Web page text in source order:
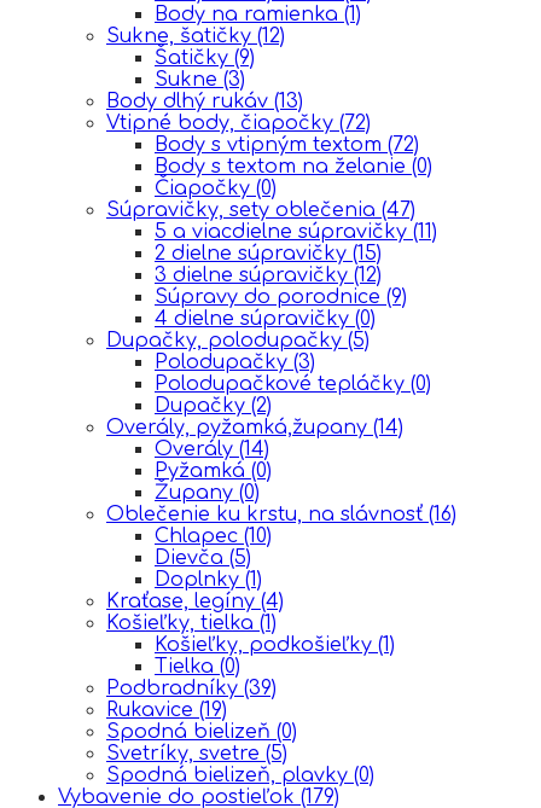
Body na ramienka (1)
Sukne, šatičky (12)
Šatičky (9)
Sukne (3)
Body dlhý rukáv (13)
Vtipné body, čiapočky (72)
Body s vtipným textom (72)
Body s textom na želanie (0)
Čiapočky (0)
Súpravičky, sety oblečenia (47)
5 a viacdielne súpravičky (11)
2 dielne súpravičky (15)
3 dielne súpravičky (12)
Súpravy do porodnice (9)
4 dielne súpravičky (0)
Dupačky, polodupačky (5)
Polodupačky (3)
Polodupačkové tepláčky (0)
Dupačky (2)
Overály, pyžamká,župany (14)
Overály (14)
Pyžamká (0)
Župany (0)
Oblečenie ku krstu, na slávnosť (16)
Chlapec (10)
Dievča (5)
Doplnky (1)
Kraťase, legíny (4)
Košieľky, tielka (1)
Košieľky, podkošieľky (1)
Tielka (0)
Podbradníky (39)
Rukavice (19)
Spodná bielizeň (0)
Svetríky, svetre (5)
Spodná bielizeň, plavky (0)
Vybavenie do postieľok (179)